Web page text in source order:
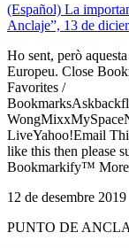
(Español) La
Anclaje”, 13 de
Ho sent, però
Europeu. Close
Favorites /
LiveYahoo!Email
like this then please
Bookmarkify™
12 de desembre 2019
PUNTO DE